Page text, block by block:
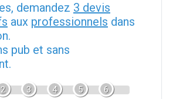
demandez 3 devis
aux professionnels dans
pub et sans
2 3 4 5 6